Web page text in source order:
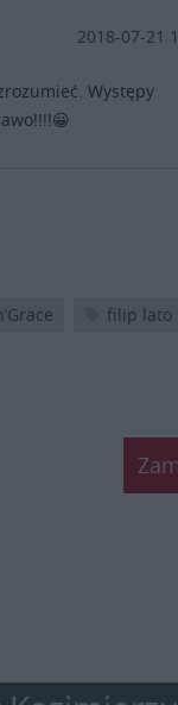
2018-07-21
Występy
filip lato